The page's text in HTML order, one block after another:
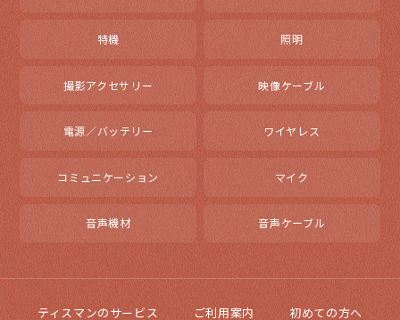
特機 照明
撮影アクセサリー 映像ケーブル
電源／バッテリー ワイヤレス
コミュニケーション マイク
音声機材 音声ケーブル
ティスマンのサービス ご利用案内 初めての方へ